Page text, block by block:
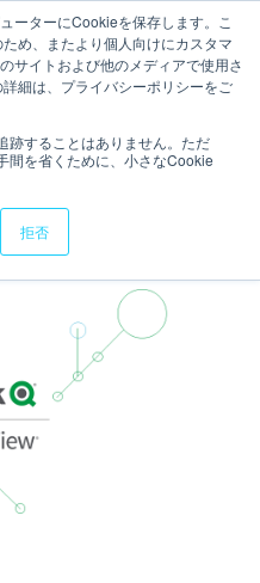
ーターにCookieを保存します。こ
め、またより個人向けにカスタマ
サイトおよび他のメディアで使用さ
細は、プライバシーポリシーをご
跡することはありません。ただ
間を省くために、小さなCookie
拒否
お問い合わせ
とめ一覧